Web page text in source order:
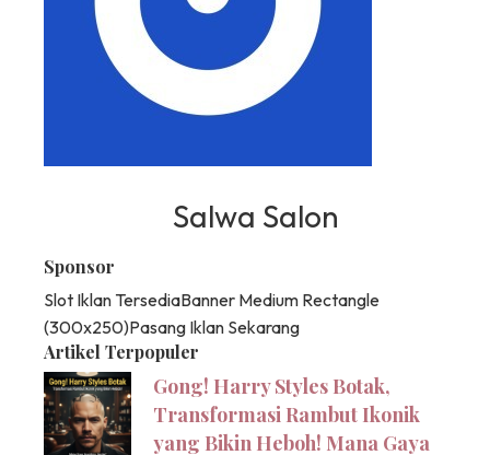
Salwa Salon
Sponsor
Slot Iklan TersediaBanner Medium Rectangle
(300x250)Pasang Iklan Sekarang
Artikel Terpopuler
Gong! Harry Styles Botak,
Transformasi Rambut Ikonik
yang Bikin Heboh! Mana Gaya